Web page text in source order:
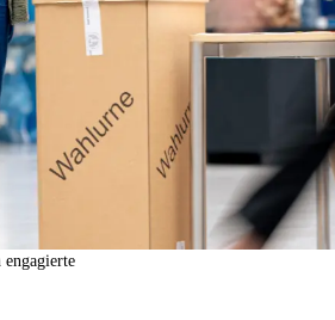
engagierte